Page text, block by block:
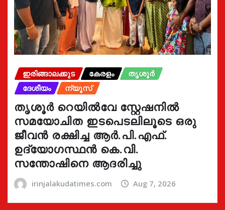
ഇരിങ്ങാലക്കുട കേരളം
തൃശൂർ
ദേശീയം
ന്യൂസ്
തൃശൂർ റെയിൽവേ സ്റ്റേഷനിൽ
സമയോചിത ഇടപെടലിലൂടെ ഒരു
ജീവൻ രക്ഷിച്ച ആർ.പി.എഫ്.
ഉദ്യോഗസ്ഥൻ കെ.വി.
സന്തോഷിനെ ആദരിച്ചു
irinjalakudatimes.com Aug 7, 2026